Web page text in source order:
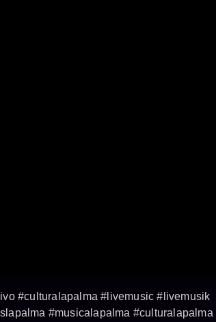
#culturalapalma #livemusic #livemusik
#musicalapalma #culturalapalma